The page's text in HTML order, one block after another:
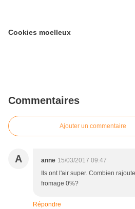
Cookies moelleux
Commentaires
Ajouter un commentaire
A anne 15/03/2017 09:47
Ils ont l'air super. Combien
fromage 0%?
Répondre